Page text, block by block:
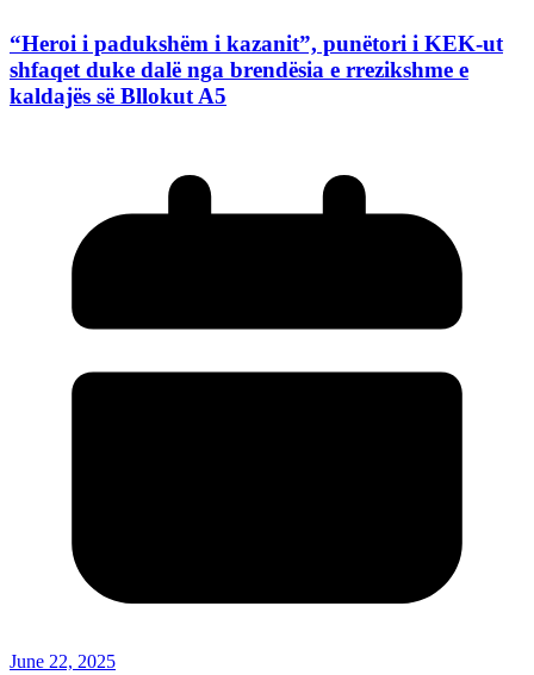
“Heroi i padukshëm i kazanit”, punëtori i KEK-ut
shfaqet duke dalë nga brendësia e rrezikshme e
kaldajës së Bllokut A5
June 22, 2025